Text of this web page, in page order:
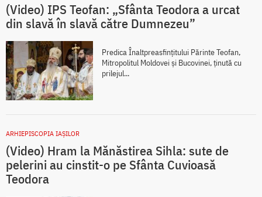
(Video) IPS Teofan: „Sfânta Teodora a urcat
din slavă în slavă către Dumnezeu”
Predica Înaltpreasfințitului Părinte Teofan,
Mitropolitul Moldovei și Bucovinei, ținută cu
prilejul...
ARHIEPISCOPIA IAŞILOR
(Video) Hram la Mănăstirea Sihla: sute de
pelerini au cinstit-o pe Sfânta Cuvioasă
Teodora